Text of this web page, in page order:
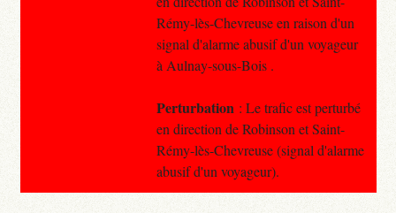
Rémy-lès-Chevreuse en raison d'un
signal d'alarme abusif d'un voyageur
à Aulnay-sous-Bois .
Perturbation : Le trafic est perturbé
en direction de Robinson et Saint-
Rémy-lès-Chevreuse (signal d'alarme
abusif d'un voyageur).